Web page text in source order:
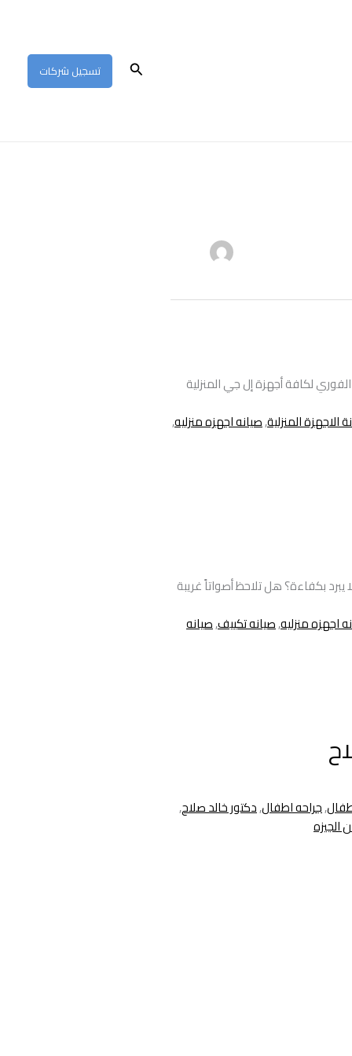
البحث تسجيل شركات
لكافة أجهزة إل جي المنزلية
الاجهزة المنزلية,صيانه اجهزه منزليه,
يبرد بكفاءة؟ هل تلاحظ أصواتاً غريبة
اجهزه منزليه,صيانه تكييف,صيانه
,جراحه اطفال,دكتور خالد صلاح,
الجيزه